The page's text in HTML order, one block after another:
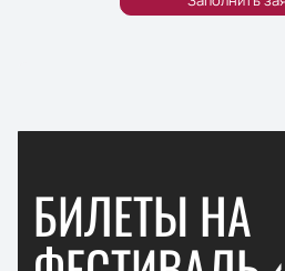
БИЛЕТЫ НА